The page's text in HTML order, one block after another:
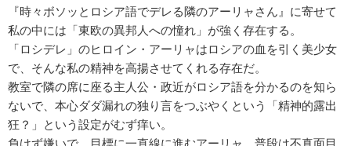
『時々ボソッとロシア語でデレる隣のアーリャさん』に寄せて
私の中には「東欧の異邦人への憧れ」が強く存在する。
「ロシデレ」のヒロイン・アーリャはロシアの血を引く美少女
で、そんな私の精神を高揚させてくれる存在だ。
教室で隣の席に座る主人公・政近がロシア語を分かるのを知ら
ないで、本心ダダ漏れの独り言をつぶやくという「精神的露出
狂？」という設定がむず痒い。
負けず嫌いで、目標に一直線に進むアーリャ。普段は不真面目